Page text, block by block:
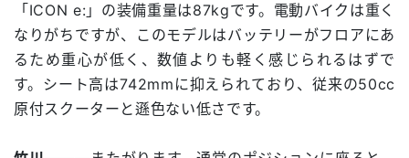
「ICON e:」の装備重量は87kgです。電動バイクは重く
なりがちですが、このモデルはバッテリーがフロアにあ
るため重心が低く、数値よりも軽く感じられるはずで
す。シート高は742mmに抑えられており、従来の50cc
原付スクーターと遜色ない低さです。